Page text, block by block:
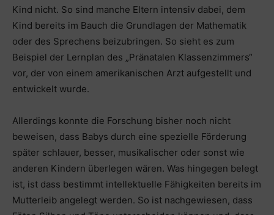
Kind nicht. So sind manche Eltern intensiv dabei, dem
Kind bereits im Bauch die Grundlagen der Mathematik
oder des Sprechens beizubringen. So sieht es zum
Beispiel der Lernplan des „Pränatalen Klassenzimmers“
vor, der von einem amerikanischen Arzt aufgestellt und
entwickelt wurde.
Allerdings konnte die Forschung bisher noch nicht
beweisen, dass Babys durch eine spezielle Förderung
später schlauer, besser, musikalischer oder sonst wie
anderen Kindern überlegen wären. Was hingegen belegt
ist, ist dass bestimmt intellektuelle Fähigkeiten bereits im
Mutterleib angelegt werden. So ist nachgewiesen, dass